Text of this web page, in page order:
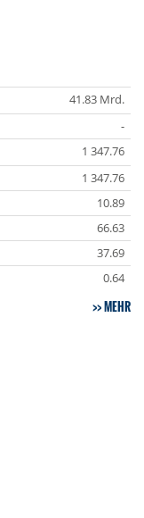
41.83 Mrd.
-
1 347.76
1 347.76
10.89
66.63
37.69
0.64
MEHR